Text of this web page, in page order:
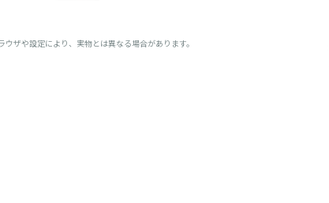
ザや設定により、実物とは異なる場合があります。